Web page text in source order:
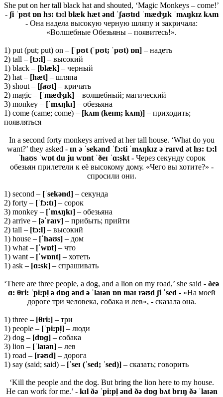
She put on her tall black hat and shouted, ‘Magic Monkeys – come!’
- ʃi ˈpʊt ɒn hɜ: tɔ:l blæk hæt ənd ˈʃaʊtɪd ˈmædʒɪk ˈmʌŋkɪz kʌm
- Она надела высокую черную шляпу и закричала:
«Волшебные Обезьяны – появитесь!».
1) put (put; put) on – [ˈpʊt (ˈpʊt; ˈpʊt) ɒn] – надеть
2) tall – [tɔ:l] – высокий
1) black – [blæk] – черный
2) hat – [hæt] – шляпа
3) shout – [ʃaʊt] – кричать
2) magic – [ˈmædʒɪk] – волшебный; магический
3) monkey – [ˈmʌŋkɪ] – обезьяна
1) come (came; come) – [kʌm (keɪm; kʌm)] – приходить;
появляться
In a second forty monkeys arrived at her tall house. ‘What do you
want?’ they asked - ɪn ə ˈsekənd ˈfɔ:ti ˈmʌŋkɪz əˈraɪvd ət hɜ: tɔ:l
ˈhaʊs ˈwɒt du ju wɒnt ˈðeɪ ˈɑ:skt - Через секунду сорок
обезьян прилетели к её высокому дому. «Чего вы хотите?» -
спросили они.
1) second – [ˈsekənd] – секунда
2) forty – [ˈfɔ:tɪ] – сорок
3) monkey – [ˈmʌŋkɪ] – обезьяна
2) arrive – [əˈraɪv] – прибыть; прийти
2) tall – [tɔ:l] – высокий
1) house – [ˈhaʊs] – дом
1) what – [ˈwɒt] – что
1) want – [ˈwɒnt] – хотеть
1) ask – [ɑ:sk] – спрашивать
‘There are three people, a dog, and a lion on my road,’ she said - ðeə
ɑ: θri: ˈpi:pl̩ ə dɒɡ ənd ə ˈlaɪən ɒn maɪ rəʊd ʃi ˈsed - «На моей
дороге три человека, собака и лев», - сказала она.
1) three – [θri:] – три
1) people – [ˈpi:pl̩] – люди
2) dog – [dɒɡ] – собака
3) lion – [ˈlaɪən] – лев
1) road – [rəʊd] – дорога
1) say (said; said) – [ˈseɪ (ˈsed; ˈsed)] – сказать; говорить
‘Kill the people and the dog. But bring the lion here to my house.
He can work for me.’ - kɪl ðə ˈpi:pl̩ ənd ðə dɒɡ bʌt brɪŋ ðə ˈlaɪən